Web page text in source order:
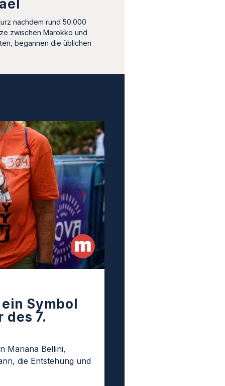
nachdem rund 50.000
zwischen Marokko und
begannen die üblichen
Symbol
des 7.
Mariana Bellini,
die Entstehung und